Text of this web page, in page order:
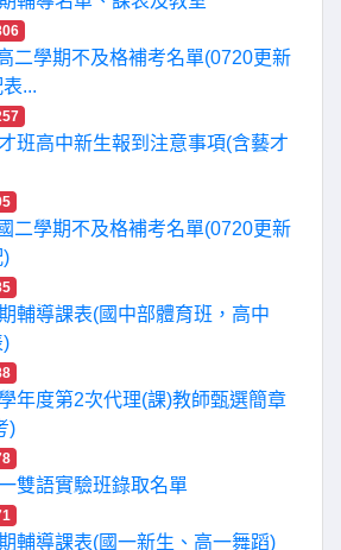
二學期不及格補考名單(0720更新
...
班高中新生報到注意事項(含藝才
二學期不及格補考名單(0720更新
)
輔導課表(國中部體育班，高中
)
年度第2次代理(課)教師甄選簡章
)
雙語實驗班錄取名單
輔導課表(國一新生、高一舞蹈)